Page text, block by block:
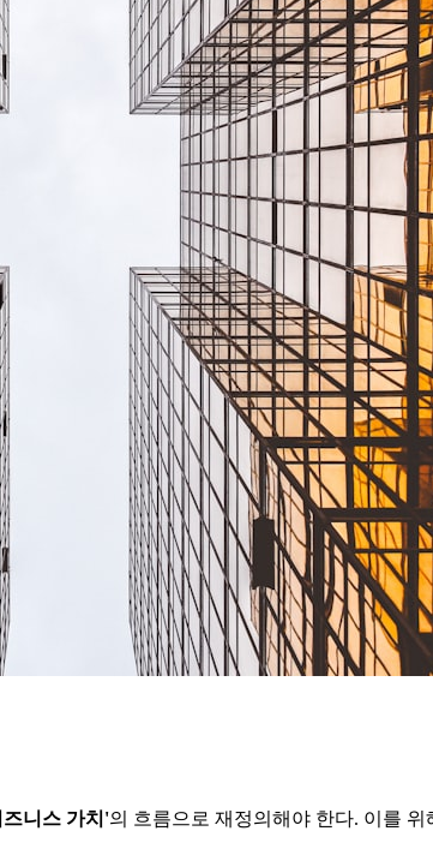
니스 가치'​의 흐름으로 재정의해야 한다. 이를